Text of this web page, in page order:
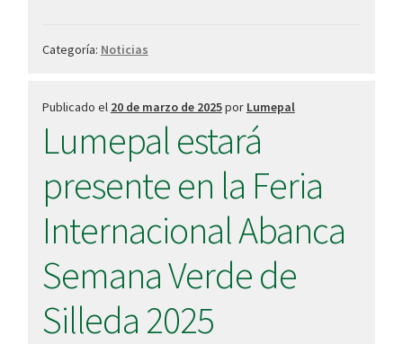
Categoría: Noticias
Publicado el 20 de marzo de 2025por Lumepal
Lumepal estará
presente en la Feria
Internacional Abanca
Semana Verde de
Silleda 2025